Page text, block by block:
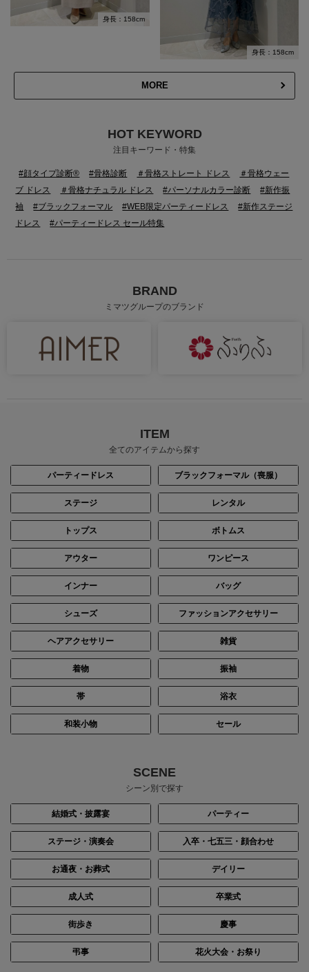
身長：158cm
身長：158cm
MORE
HOT KEYWORD
注目キーワード・特集
#顔タイプ診断® #骨格診断 ＃骨格ストレート ドレス
＃骨格ウェー
ブ ドレス
＃骨格ナチュラル ドレス #パーソナルカラー診断
#新作振
袖
#ブラックフォーマル #WEB限定パーティードレス
#新作ステージ
ドレス
#パーティードレス セール特集
BRAND
ミマツグループのブランド
ITEM
全てのアイテムから探す
パーティードレス ブラックフォーマル（喪服）
ステージ レンタル
トップス ボトムス
アウター ワンピース
インナー バッグ
シューズ ファッションアクセサリー
ヘアアクセサリー 雑貨
着物 振袖
帯 浴衣
和装小物 セール
SCENE
シーン別で探す
結婚式・披露宴 パーティー
ステージ・演奏会 入卒・七五三・顔合わせ
お通夜・お葬式 デイリー
成人式 卒業式
街歩き 慶事
弔事 花火大会・お祭り